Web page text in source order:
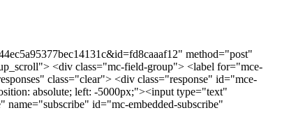
method="post"
<div class="mc-field-group"> <label for="mce-
class="clear"> <div class="response" id="mce-
absolute; left: -5000px;"><input type="text"
id="mc-embedded-subscribe"